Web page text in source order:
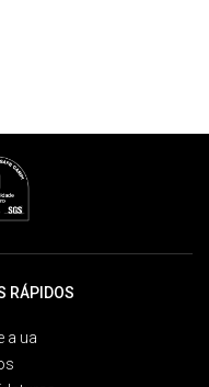
RÁPIDOS
a ua